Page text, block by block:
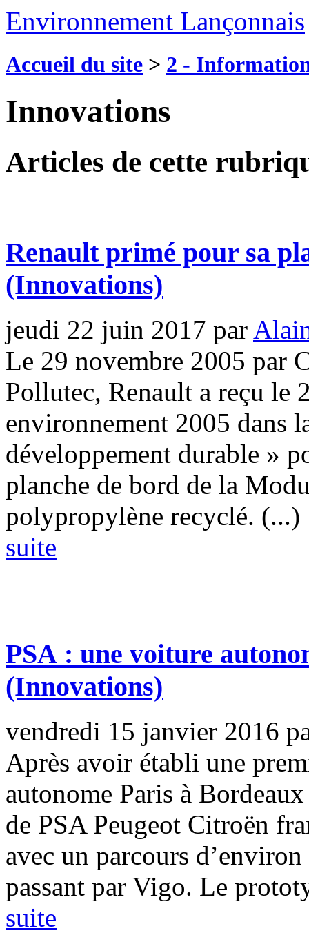
Environnement Lançonnais
Accueil du site > 2 -
Innovations
Articles de cette
Renault primé pour sa
(Innovations)
jeudi 22 juin 2017 par
Le 29 novembre 2005 par
Pollutec, Renault a reçu le
environnement 2005 dans
développement durable »
planche de bord de la
polypropylène recyclé. (...)
suite
PSA : une voiture
(Innovations)
vendredi 15 janvier 2016
Après avoir établi une
autonome Paris à
de PSA Peugeot Citroën
avec un parcours
passant par Vigo. Le
suite